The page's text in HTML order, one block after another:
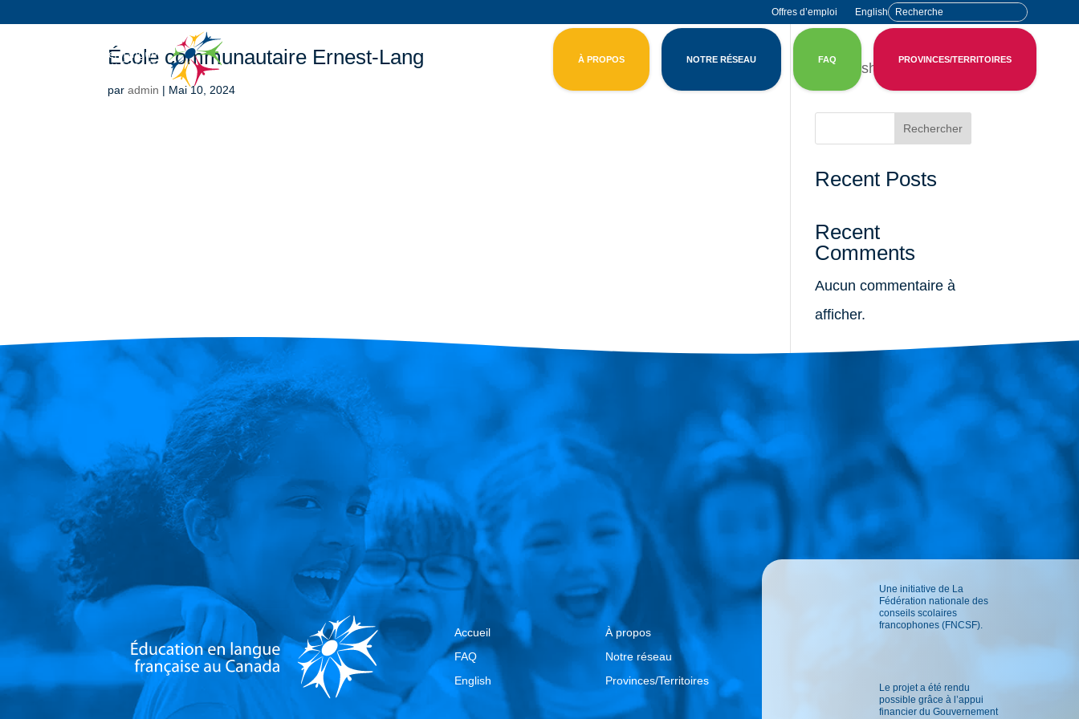
Offres d’emploi English
À PROPOS NOTRE RÉSEAU FAQ PROVINCES/TERRITOIRES
École communautaire Ernest-Lang
paradmin | Mai 10, 2024
English
Rechercher
Recent Posts
Recent
Comments
Aucun commentaire à
afficher.
Accueil
FAQ
English
À propos
Notre réseau
Provinces/Territoires
Une initiative de La
Fédération nationale des
conseils scolaires
francophones (FNCSF).
Le projet a été rendu
possible grâce à l’appui
financier du Gouvernement